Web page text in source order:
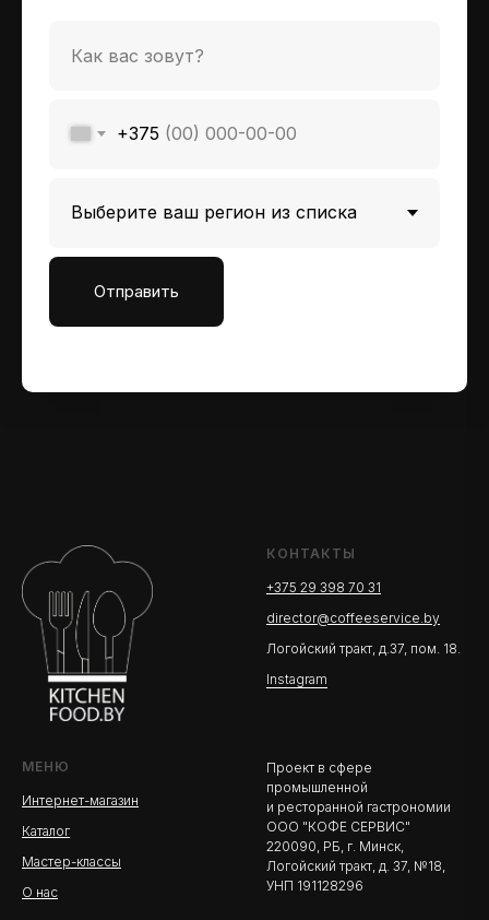
+375
Отправить
КОНТАКТЫ
+375 29 398 70 31
director@coffeeservice.by
Логойский тракт, д.37, пом. 18.
Instagram
МЕНЮ
Интернет-магазин
Каталог
Мастер-классы
О нас
Проект в сфере
промышленной
и ресторанной гастрономии
ООО "КОФЕ СЕРВИС"
220090, РБ, г. Минск,
Логойский тракт, д. 37, №18,
УНП 191128296